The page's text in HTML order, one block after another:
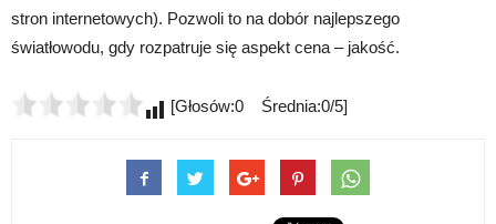
stron internetowych). Pozwoli to na dobór najlepszego
światłowodu, gdy rozpatruje się aspekt cena – jakość.
[Głosów:0 Średnia:0/5]